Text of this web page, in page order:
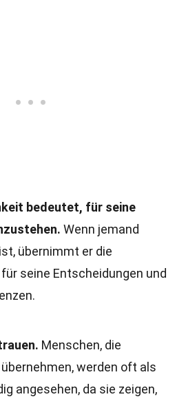
bedeutet, für seine
Wenn jemand
übernimmt er die
seine Entscheidungen und
Menschen, die
werden oft als
angesehen, da sie zeigen,